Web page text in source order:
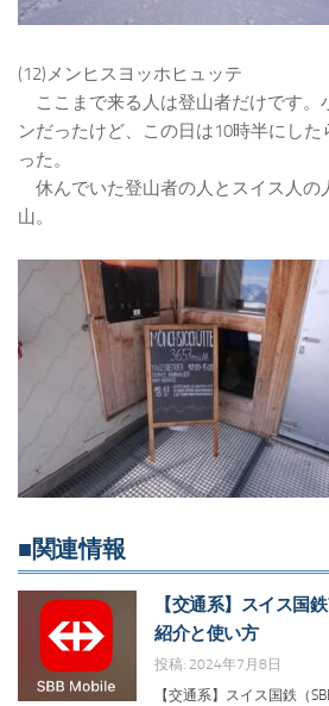
(12)メンヒスヨッホヒュッテ
ここまで来る人は登山者だけです。
ンだったけど、この日は10時半にし
った。
休んでいた登山者の人とスイス人の
山。
■関連情報
【交通系】スイス国
紹介と使い方
投稿: 2024年7月8日
【交通系】スイス国鉄（